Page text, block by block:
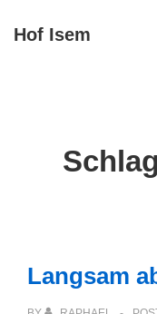
ZumHof Isem
Langsam